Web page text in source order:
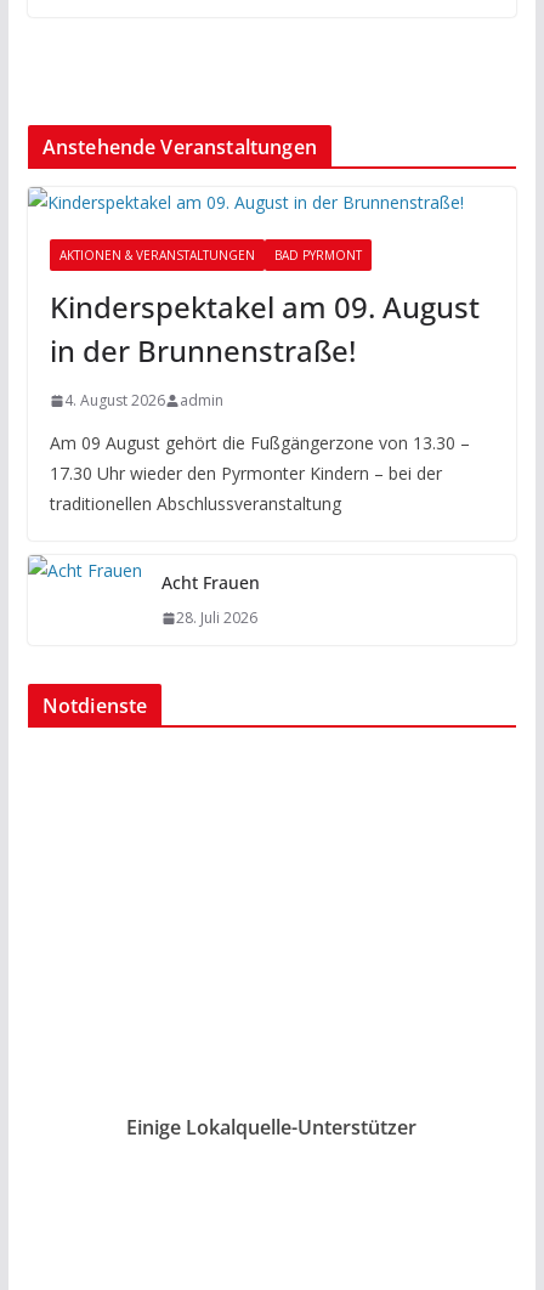
Anstehende Veranstaltungen
AKTIONEN & VERANSTALTUNGEN BAD PYRMONT
Kinderspektakel am 09. August
in der Brunnenstraße!
4. August 2026 admin
Am 09 August gehört die Fußgängerzone von 13.30 –
17.30 Uhr wieder den Pyrmonter Kindern – bei der
traditionellen Abschlussveranstaltung
Acht Frauen
28. Juli 2026
Notdienste
Einige Lokalquelle-Unterstützer